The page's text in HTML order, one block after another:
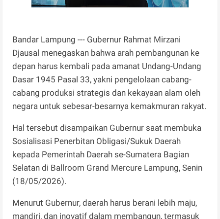
Bandar Lampung --- Gubernur Rahmat Mirzani
Djausal menegaskan bahwa arah pembangunan ke
depan harus kembali pada amanat Undang-Undang
Dasar 1945 Pasal 33, yakni pengelolaan cabang-
cabang produksi strategis dan kekayaan alam oleh
negara untuk sebesar-besarnya kemakmuran rakyat.
Hal tersebut disampaikan Gubernur saat membuka
Sosialisasi Penerbitan Obligasi/Sukuk Daerah
kepada Pemerintah Daerah se-Sumatera Bagian
Selatan di Ballroom Grand Mercure Lampung, Senin
(18/05/2026).
Menurut Gubernur, daerah harus berani lebih maju,
mandiri, dan inovatif dalam membangun, termasuk